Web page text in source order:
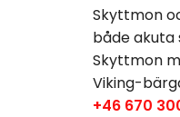
Skyttmon
både akuta
Skyttmon
Viking-
+46 670